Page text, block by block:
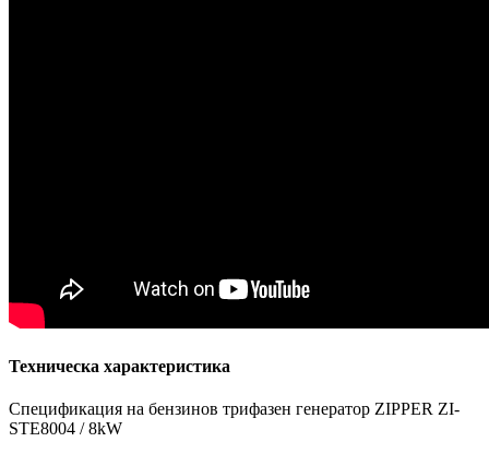
Техническа характеристика
Спецификация на бензинов трифазен генератор ZIPPER ZI-
STE8004 / 8kW